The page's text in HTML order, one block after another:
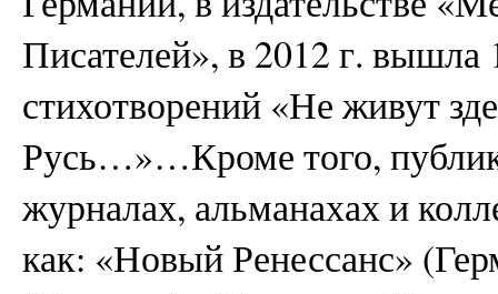
Писателей», в 2012 г. вышла
стихотворений «Не живут
Русь…»…Кроме того,
журналах, альманахах и
как: «Новый Ренессанс»